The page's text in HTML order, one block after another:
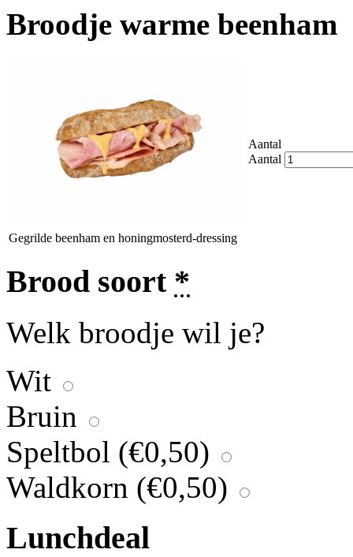
Broodje warme beenham
Gegrilde beenham en honingmosterd-dressing
Aantal
Aantal
Brood soort *
Welk broodje wil je?
Wit
Bruin
Speltbol (€0,50)
Waldkorn (€0,50)
Lunchdeal